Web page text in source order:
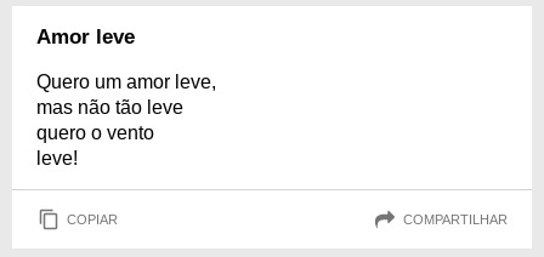
Amor leve
Quero um amor leve,
mas não tão leve
quero o vento
leve!
COPIAR COMPARTILHAR